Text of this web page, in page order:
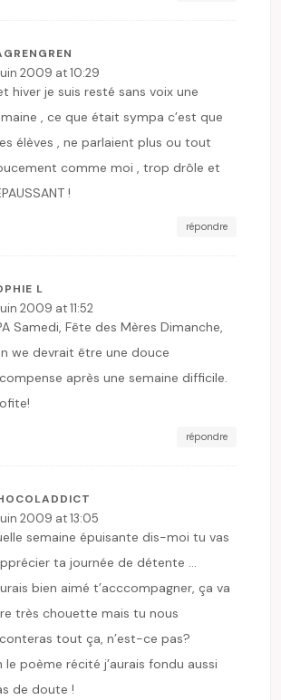
2009 at 10:29
hiver je suis resté sans voix une
, ce que était sympa c’est que
élèves , ne parlaient plus ou tout
comme moi , trop drôle et
!
répondre
L
2009 at 11:52
Samedi, Fête des Mères Dimanche,
we devrait être une douce
après une semaine difficile.
répondre
2009 at 13:05
semaine épuisante dis-moi tu vas
ta journée de détente …
bien aimé t’acccompagner, ça va
très chouette mais tu nous
tout ça, n’est-ce pas?
le poème récité j’aurais fondu aussi
de doute !